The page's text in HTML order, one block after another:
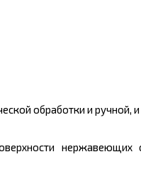
обработки и ручной, и
нержавеющих